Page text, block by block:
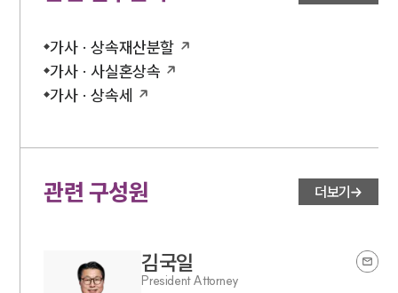
가사 · 상속재산분할
가사 · 사실혼상속
가사 · 상속세
관련 구성원 더보기
김국일
President Attorney